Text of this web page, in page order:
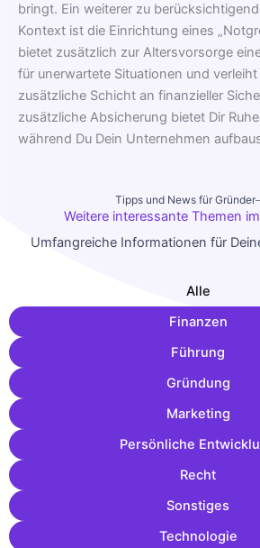
bringt. Ein weiterer zu
Kontext ist die Einrichtung eines
bietet zusätzlich zur Altersvorsorge
für unerwartete Situationen und verleiht
zusätzliche Schicht an finanzieller
zusätzliche Absicherung bietet Dir
während Du Dein Unternehmen
Tipps und News für Gründer
Weitere interessante Themen
Umfangreiche Informationen für
Finanzen
Führung
Gründung
Marketing
Persönliche
Recht
Sonstiges
Technologie
Alle